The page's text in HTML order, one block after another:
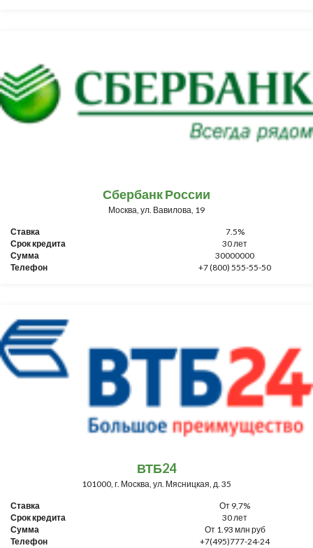
Сбербанк России
Москва, ул. Вавилова, 19
Ставка
7.5%
Срок кредита
30 лет
Сумма
30000000
Телефон
+7 (800) 555-55-50
ВТБ24
101000, г. Москва, ул. Мясницкая, д. 35
Ставка
От 9,7%
Срок кредита
30 лет
Сумма
От 1.93 млн руб
Телефон
+7(495)777-24-24